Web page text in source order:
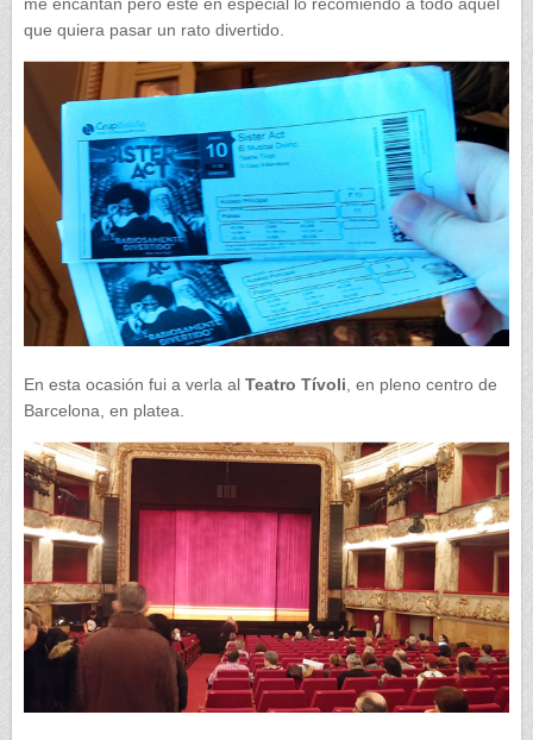
que quiera pasar un rato divertido.
En esta ocasión fui a verla al Teatro Tívoli, en pleno centro de
Barcelona, en platea.